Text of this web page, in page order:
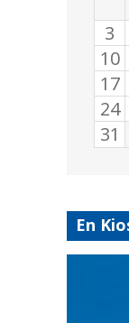
3
10
17
24
31
En